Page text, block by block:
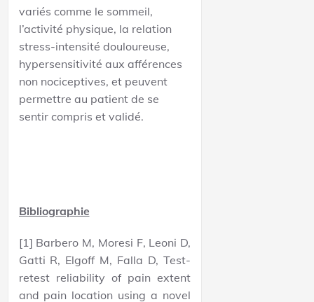
variés comme le sommeil,
l’activité physique, la relation
stress-intensité douloureuse,
hypersensitivité aux afférences
non nociceptives, et peuvent
permettre au patient de se
sentir compris et validé.
Bibliographie
[1] Barbero M, Moresi F, Leoni D,
Gatti R, Elgoff M, Falla D, Test-
retest reliability of pain extent
and pain location using a novel